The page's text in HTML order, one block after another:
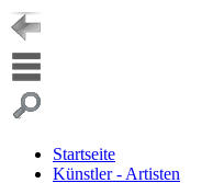
Startseite
Künstler - Artisten